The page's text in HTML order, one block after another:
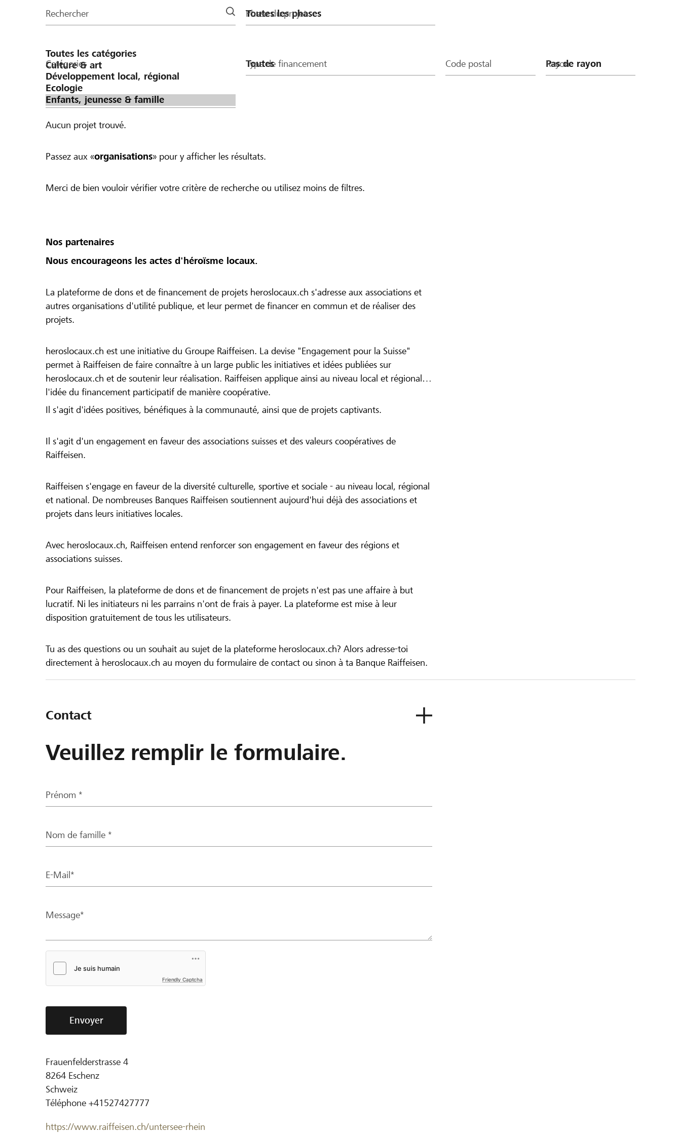
la
Rechercher Phase du projet
Catégories Type de financement Code postal Rayon
Aucun projet trouvé.
Passez aux «organisations» pour y afficher les résultats.
Merci de bien vouloir vérifier votre critère de recherche ou utilisez moins de filtres.
Nos partenaires
Nous encourageons les actes d'héroïsme locaux.
La plateforme de dons et de financement de projets heroslocaux.ch s'adresse aux associations et
autres organisations d'utilité publique, et leur permet de financer en commun et de réaliser des
projets.
heroslocaux.ch est une initiative du Groupe Raiffeisen. La devise "Engagement pour la Suisse"
permet à Raiffeisen de faire connaître à un large public les initiatives et idées publiées sur
heroslocaux.ch et de soutenir leur réalisation. Raiffeisen applique ainsi au niveau local et régional
l'idée du financement participatif de manière coopérative.
Il s'agit d'idées positives, bénéfiques à la communauté, ainsi que de projets captivants.
Il s'agit d'un engagement en faveur des associations suisses et des valeurs coopératives de
Raiffeisen.
Raiffeisen s'engage en faveur de la diversité culturelle, sportive et sociale - au niveau local, régional
et national. De nombreuses Banques Raiffeisen soutiennent aujourd'hui déjà des associations et
projets dans leurs initiatives locales.
Avec heroslocaux.ch, Raiffeisen entend renforcer son engagement en faveur des régions et
associations suisses.
Pour Raiffeisen, la plateforme de dons et de financement de projets n'est pas une affaire à but
lucratif. Ni les initiateurs ni les parrains n'ont de frais à payer. La plateforme est mise à leur
disposition gratuitement de tous les utilisateurs.
Tu as des questions ou un souhait au sujet de la plateforme heroslocaux.ch? Alors adresse-toi
directement à heroslocaux.ch au moyen du formulaire de contact ou sinon à ta Banque Raiffeisen.
Contact
Veuillez remplir le formulaire.
Prénom *
Nom de famille *
E-Mail*
Message*
Friendly Captcha
Envoyer
Frauenfelderstrasse 4
8264 Eschenz
Schweiz
Téléphone +41527427777
https://www.raiffeisen.ch/untersee-rhein